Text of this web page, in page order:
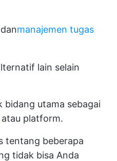
manajemen tugas
lain selain
bidang utama sebagai
atau platform.
tentang beberapa
tidak bisa Anda